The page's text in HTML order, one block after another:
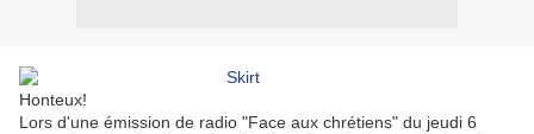
Honteux!
Lors d'une émission de radio "Face aux chrétiens" du jeudi 6